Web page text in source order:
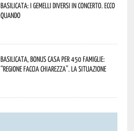
Basilicata: i Gemelli DiVersi in concerto. Ecco
quando
Basilicata, Bonus casa per 450 famiglie:
“Regione faccia chiarezza”. La situazione